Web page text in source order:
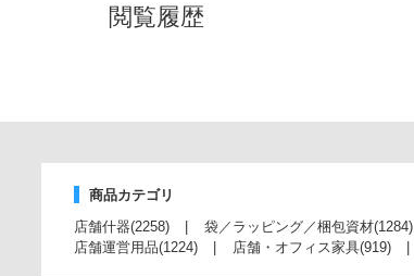
閲覧履歴
商品カテゴリ
店舗什器(2258) 袋／ラッピング／梱包資材(1284)
店舗運営用品(1224) 店舗・オフィス家具(919)